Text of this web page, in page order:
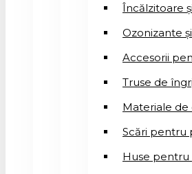
Încălzitoare
Ozonizante
Accesorii
Truse de
Materiale
Scări pentru
Huse pentru